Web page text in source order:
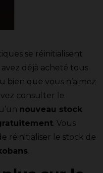
se réinitialisent
avez déjà acheté tous
bien que vous n’aimez
consulter le
nouveau stock
. Vous
réinitialiser le stock de
.